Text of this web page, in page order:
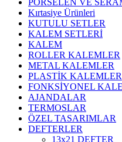
PORSELEN VE
Kırtasiye Ürünleri
KUTULU SETLER
KALEM SETLERİ
KALEM
ROLLER KALEMLER
METAL KALEMLER
PLASTİK KALEMLER
FONKSİYONEL
AJANDALAR
TERMOSLAR
ÖZEL TASARIMLAR
DEFTERLER
13x21 DEFTER